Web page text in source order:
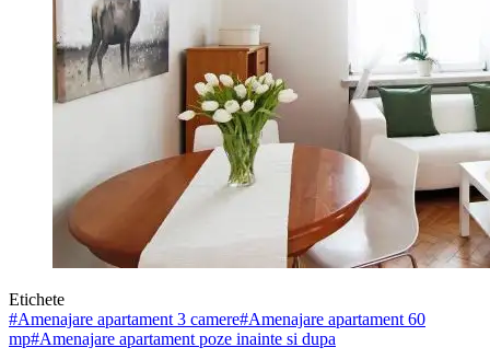
Etichete
#Amenajare apartament 3 camere#Amenajare apartament 60
mp#Amenajare apartament poze inainte si dupa